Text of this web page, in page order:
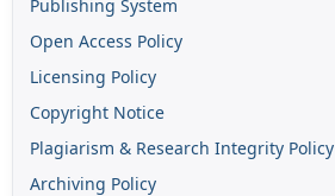
Publishing System
Open Access Policy
Licensing Policy
Copyright Notice
Plagiarism & Research Integrity Policy
Archiving Policy